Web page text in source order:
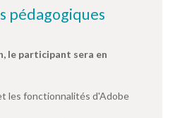
pédagogiques
le participant sera en
les fonctionnalités d'Adobe